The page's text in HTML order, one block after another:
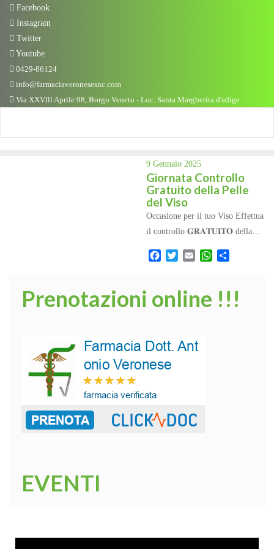
Facebook
Instagram
Twitter
Youtube
0429-86124
info@farmaciaveronesesnc.com
Via XXVlll Aprile 98, Borgo Veneto - Loc. Santa Margherita d'adige
9 Gennaio 2025
Giornata Controllo
Gratuito della Pelle
del Viso
Occasione per il tuo Viso Effettua
il controllo 𝐆𝐑𝐀𝐓𝐔𝐈𝐓𝐎 della…
FacebookTwitterEmail WhatsApp
Prenotazioni online !!!
EVENTI